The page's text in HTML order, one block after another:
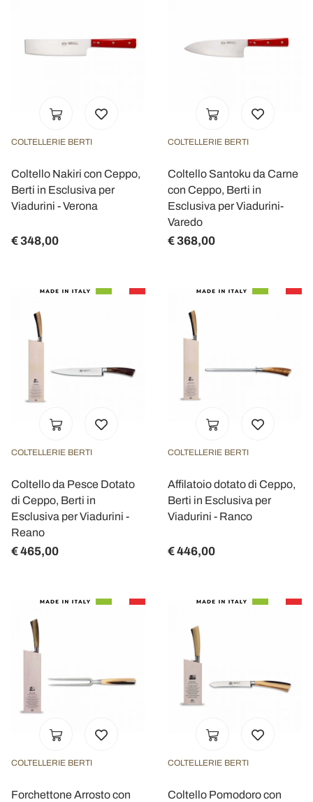
COLTELLERIE BERTI
Coltello Nakiri con Ceppo,
Berti in Esclusiva per
Viadurini - Verona
€ 348,00
COLTELLERIE BERTI
Coltello Santoku da Carne
con Ceppo, Berti in
Esclusiva per Viadurini-
Varedo
€ 368,00
COLTELLERIE BERTI
Coltello da Pesce Dotato
di Ceppo, Berti in
Esclusiva per Viadurini -
Reano
€ 465,00
COLTELLERIE BERTI
Affilatoio dotato di Ceppo,
Berti in Esclusiva per
Viadurini - Ranco
€ 446,00
COLTELLERIE BERTI
Forchettone Arrosto con
COLTELLERIE BERTI
Coltello Pomodoro con